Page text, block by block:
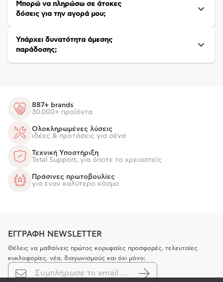
Μπορώ να πληρώσω σε άτοκες
δόσεις για την αγορά μου;
Υπάρχει δυνατότητα άμεσης
παράδοσης;
887+ brands
30.000+ προϊόντα
Ολοκληρωμένες λύσεις
ιδέες & προτάσεις για σένα
Τεχνική Υποστήριξη
Total Support, για όποτε το χρειαστείς
Πράσινες πρωτοβουλίες
για έναν καλύτερο κόσμο
ΕΓΓΡΑΦΗ NEWSLETTER
Θέλεις να μαθαίνεις πρώτος κορυφαίες προσφορές, τελευταίες
κυκλοφορίες, νέα, διαγωνισμούς και όχι μόνο;